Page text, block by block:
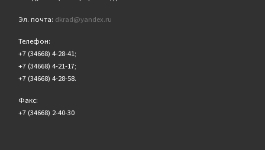
Эл. почта: dkrad@yandex.ru
Телефон:
+7 (34668) 4-28-41;
+7 (34668) 4-21-17;
+7 (34668) 4-28-58.
Факс:
+7 (34668) 2-40-30